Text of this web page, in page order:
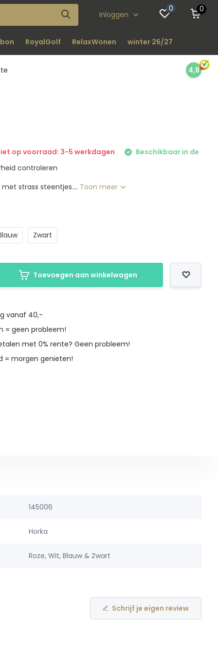
Inloggen
0 0
RoyalGolf RelaxWonen winter 26/27
4,8
op voorraad: 3-5 werkdagen
Beschikbaar in de
controleren
strass steentjes.... Toon meer
Zwart
Toevoegen aan winkelwagen
vanaf 40,-
= geen probleem!
met 0% rente? Geen probleem!
= morgen genieten!
145006
Horka
Roze, Wit, Blauw & Zwart
Schrijf je eigen review